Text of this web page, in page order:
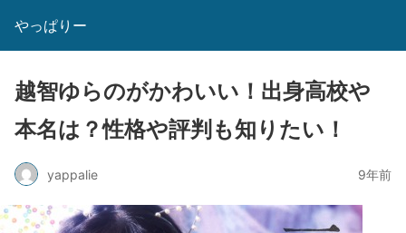
やっぱりー
越智ゆらのがかわいい！出身高校や
本名は？性格や評判も知りたい！
yappalie 9年前